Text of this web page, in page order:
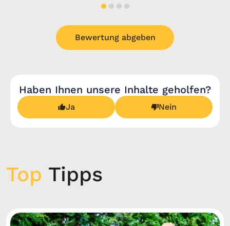
Bewertung abgeben
Haben Ihnen unsere Inhalte geholfen?
Ja Nein
Top Tipps